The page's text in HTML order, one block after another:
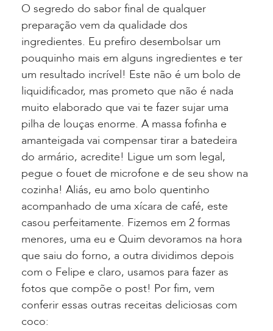
O segredo do sabor final de qualquer
preparação vem da qualidade dos
ingredientes. Eu prefiro desembolsar um
pouquinho mais em alguns ingredientes e ter
um resultado incrível! Este não é um bolo de
liquidificador, mas prometo que não é nada
muito elaborado que vai te fazer sujar uma
pilha de louças enorme. A massa fofinha e
amanteigada vai compensar tirar a batedeira
do armário, acredite! Ligue um som legal,
pegue o fouet de microfone e de seu show na
cozinha! Aliás, eu amo bolo quentinho
acompanhado de uma xícara de café, este
casou perfeitamente. Fizemos em 2 formas
menores, uma eu e Quim devoramos na hora
que saiu do forno, a outra dividimos depois
com o Felipe e claro, usamos para fazer as
fotos que compõe o post! Por fim, vem
conferir essas outras receitas deliciosas com
coco: